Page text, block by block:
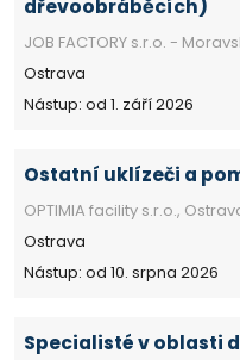
dřevoobráběcích)
JOB FACTORY s.r.o. -
Ostrava
Nástup: od 1. září 2026
Ostatní uklízeči a
OPTIMIA facility s.r.o.,
Ostrava
Nástup: od 10. srpna 2026
Specialisté v oblasti